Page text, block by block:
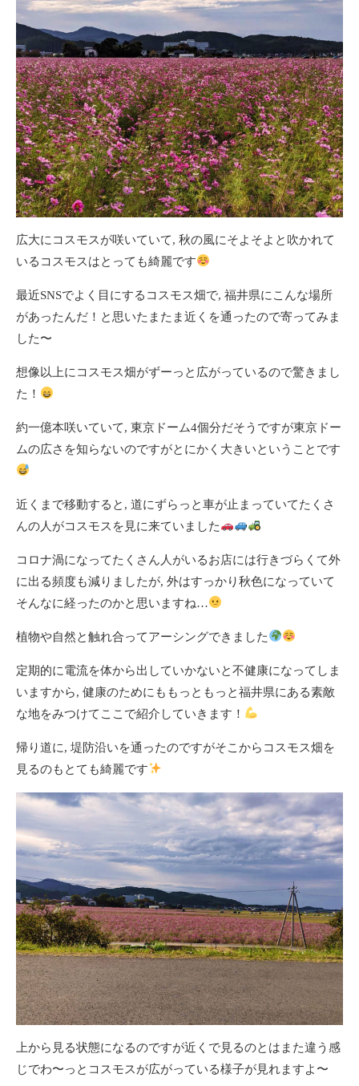
広大にコスモスが咲いていて, 秋の風にそよそよと吹かれて
いるコスモスはとっても綺麗です
最近SNSでよく目にするコスモス畑で, 福井県にこんな場所
があったんだ！と思いたまたま近くを通ったので寄ってみま
した〜
想像以上にコスモス畑がずーっと広がっているので驚きまし
た！
約一億本咲いていて, 東京ドーム4個分だそうですが東京ドー
ムの広さを知らないのですがとにかく大きいということです
近くまで移動すると, 道にずらっと車が止まっていてたくさ
んの人がコスモスを見に来ていました
コロナ渦になってたくさん人がいるお店には行きづらくて外
に出る頻度も減りましたが, 外はすっかり秋色になっていて
そんなに経ったのかと思いますね…
植物や自然と触れ合ってアーシングできました
定期的に電流を体から出していかないと不健康になってしま
いますから, 健康のためにももっともっと福井県にある素敵
な地をみつけてここで紹介していきます！
帰り道に, 堤防沿いを通ったのですがそこからコスモス畑を
見るのもとても綺麗です
上から見る状態になるのですが近くで見るのとはまた違う感
じでわ〜っとコスモスが広がっている様子が見れますよ〜